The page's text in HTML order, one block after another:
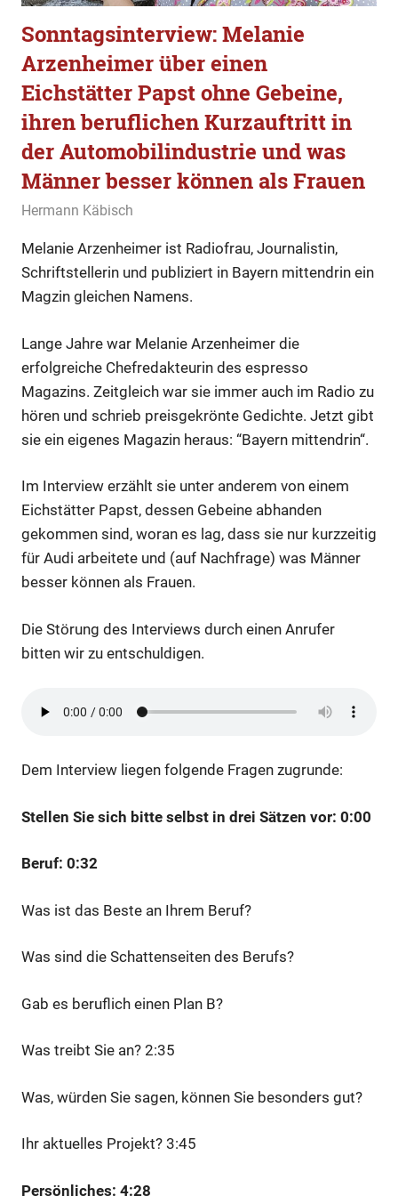
Sonntagsinterview: Melanie
Arzenheimer über einen
Eichstätter Papst ohne Gebeine,
ihren beruflichen Kurzauftritt in
der Automobilindustrie und was
Männer besser können als Frauen
4. Februar 2023
Hermann Käbisch
Melanie Arzenheimer ist Radiofrau, Journalistin,
Schriftstellerin und publiziert in Bayern mittendrin ein
Magzin gleichen Namens.
Lange Jahre war Melanie Arzenheimer die
erfolgreiche Chefredakteurin des espresso
Magazins. Zeitgleich war sie immer auch im Radio zu
hören und schrieb preisgekrönte Gedichte. Jetzt gibt
sie ein eigenes Magazin heraus: “Bayern mittendrin“.
Im Interview erzählt sie unter anderem von einem
Eichstätter Papst, dessen Gebeine abhanden
gekommen sind, woran es lag, dass sie nur kurzzeitig
für Audi arbeitete und (auf Nachfrage) was Männer
besser können als Frauen.
Die Störung des Interviews durch einen Anrufer
bitten wir zu entschuldigen.
Dem Interview liegen folgende Fragen zugrunde:
Stellen Sie sich bitte selbst in drei Sätzen vor: 0:00
Beruf: 0:32
Was ist das Beste an Ihrem Beruf?
Was sind die Schattenseiten des Berufs?
Gab es beruflich einen Plan B?
Was treibt Sie an? 2:35
Was, würden Sie sagen, können Sie besonders gut?
Ihr aktuelles Projekt? 3:45
Persönliches: 4:28